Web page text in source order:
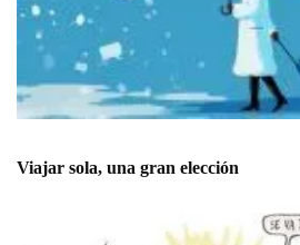
Viajar sola, una gran elección